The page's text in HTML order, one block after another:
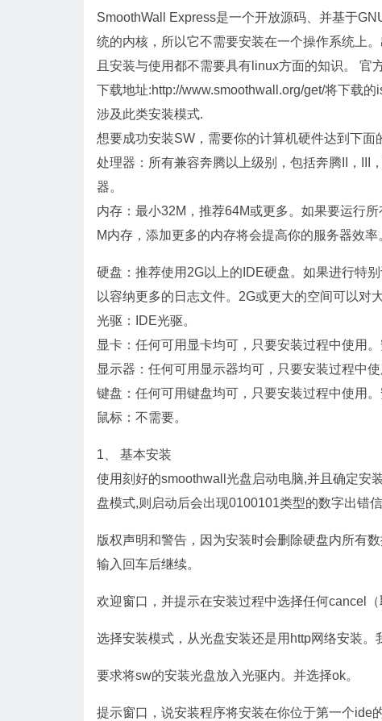
SmoothWall Express是一个开放源码、并基于
统的内核，所以它不需要安装在一个操作系统上
且安装与使用都不需要具有linux方面的知识。 官
下载地址:http://www.smoothwall.org/get/将下载
涉及此类安装模式.
想要成功安装SW，需要你的计算机硬件达到下面
处理器：所有兼容奔腾以上级别，包括奔腾II，III
器。
内存：最小32M，推荐64M或更多。如果要运行
M内存，添加更多的内存将会提高你的服务器效率
硬盘：推荐使用2G以上的IDE硬盘。如果进行特
以容纳更多的日志文件。2G或更大的空间可以对
光驱：IDE光驱。
显卡：任何可用显卡均可，只要安装过程中使用
显示器：任何可用显示器均可，只要安装过程中
键盘：任何可用键盘均可，只要安装过程中使用
鼠标：不需要。
1、 基本安装
使用刻好的smoothwall光盘启动电脑,并且确定安
盘模式,则启动后会出现0100101类型的数字出错
版权声明和警告，因为安装时会删除硬盘内所有数
输入回车后继续。
欢迎窗口，并提示在安装过程中选择任何cancel（
选择安装模式，从光盘安装还是用http网络安装。
要求将sw的安装光盘放入光驱内。并选择ok。
提示窗口，说安装程序将安装在你位于第一个ide